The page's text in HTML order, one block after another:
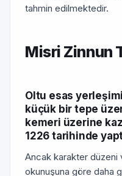
tahmin edilmektedir.
Misri Zinnun
Oltu esas
küçük bir tepe
kemeri üzerine
1226 tarihinde
Ancak karakter düzeni
okunuşuna göre daha